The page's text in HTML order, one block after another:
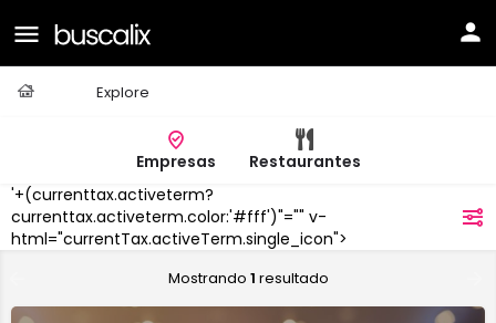
Explore
Empresas
Restaurantes
'+(currenttax.activeterm?
currenttax.activeterm.color:'#fff')"="" v-
html="currentTax.activeTerm.single_icon">
San
Xoán
Mostrando 1 resultado